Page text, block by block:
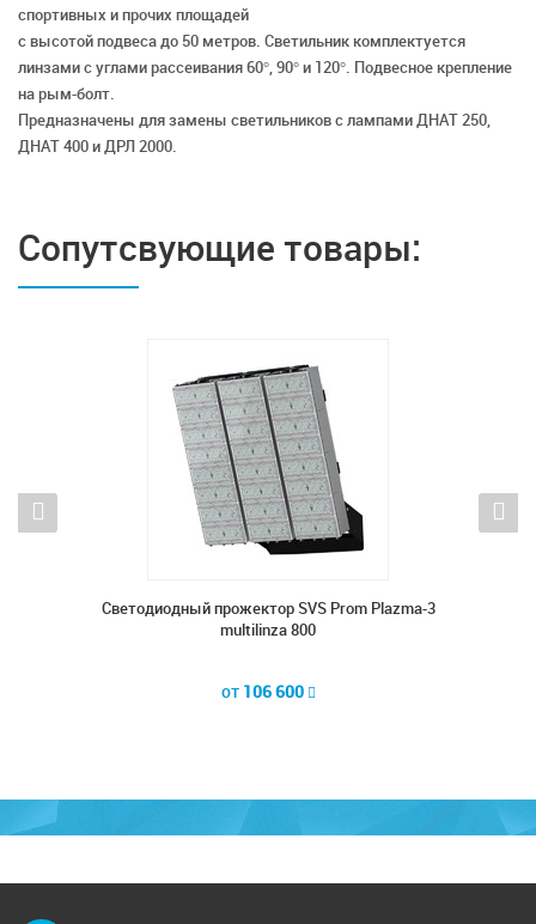
спортивных и прочих площадей
с высотой подвеса до 50 метров. Светильник комплектуется
линзами с углами рассеивания 60°, 90° и 120°. Подвесное крепление
на рым-болт.
Предназначены для замены светильников с лампами ДНАТ 250,
ДНАТ 400 и ДРЛ 2000.
Сопутсвующие товары:
Светодиодный прожектор SVS Prom Plazma-3
multilinza 800
от 106 600